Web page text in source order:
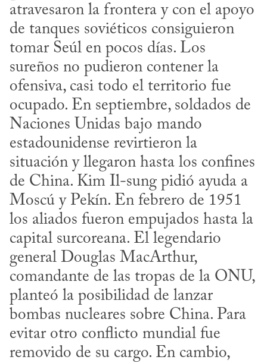
atravesaron la frontera y con el apoyo
de tanques soviéticos consiguieron
tomar Seúl en pocos días. Los
sureños no pudieron contener la
ofensiva, casi todo el territorio fue
ocupado. En septiembre, soldados de
Naciones Unidas bajo mando
estadounidense revirtieron la
situación y llegaron hasta los confines
de China. Kim Il-sung pidió ayuda a
Moscú y Pekín. En febrero de 1951
los aliados fueron empujados hasta la
capital surcoreana. El legendario
general Douglas MacArthur,
comandante de las tropas de la ONU,
planteó la posibilidad de lanzar
bombas nucleares sobre China. Para
evitar otro conflicto mundial fue
removido de su cargo. En cambio,